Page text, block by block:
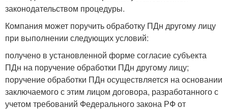
законодательством процедуры.
Компания может поручить обработку ПДн другому лицу
при выполнении следующих условий:
получено в установленной форме согласие субъекта
ПДн на поручение обработки ПДн другому лицу;
поручение обработки ПДн осуществляется на основании
заключаемого с этим лицом договора, разработанного с
учетом требований Федерального закона РФ от